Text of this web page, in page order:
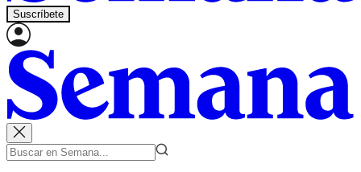
Suscríbete